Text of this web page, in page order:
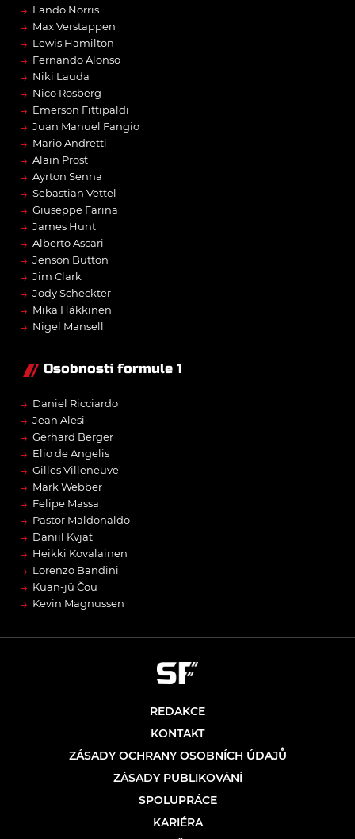
→ Lando Norris
→ Max Verstappen
→ Lewis Hamilton
→ Fernando Alonso
→ Niki Lauda
→ Nico Rosberg
→ Emerson Fittipaldi
→ Juan Manuel Fangio
→ Mario Andretti
→ Alain Prost
→ Ayrton Senna
→ Sebastian Vettel
→ Giuseppe Farina
→ James Hunt
→ Alberto Ascari
→ Jenson Button
→ Jim Clark
→ Jody Scheckter
→ Mika Häkkinen
→ Nigel Mansell
Osobnosti formule 1
→ Daniel Ricciardo
→ Jean Alesi
→ Gerhard Berger
→ Elio de Angelis
→ Gilles Villeneuve
→ Mark Webber
→ Felipe Massa
→ Pastor Maldonaldo
→ Daniil Kvjat
→ Heikki Kovalainen
→ Lorenzo Bandini
→ Kuan-jü Čou
→ Kevin Magnussen
REDAKCE
KONTAKT
ZÁSADY OCHRANY OSOBNÍCH ÚDAJŮ
ZÁSADY PUBLIKOVÁNÍ
SPOLUPRÁCE
KARIÉRA